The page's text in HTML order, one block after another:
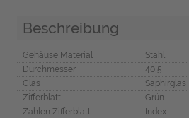
Beschreibung
Gehäuse Material
Stahl
Durchmesser
40,5
Glas
Saphirglas
Zifferblatt
Grün
Zahlen Zifferblatt
Index